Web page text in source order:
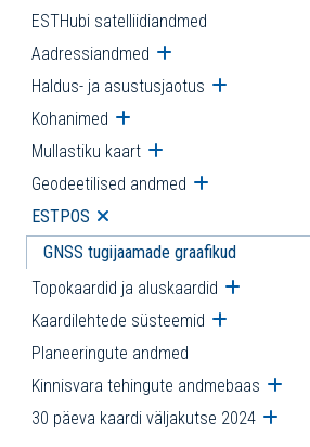
ESTHubi satelliidiandmed
Aadressiandmed Ava alammenüü
Haldus- ja asustusjaotus Ava
Kohanimed Ava alammenüü
Mullastiku kaart Ava alammenüü
Geodeetilised andmed Ava
ESTPOS Ava alammenüü
GNSS tugijaamade graafikud
Topokaardid ja aluskaardid Ava
Kaardilehtede süsteemid Ava
Planeeringute andmed
Kinnisvara tehingute andmebaas Ava
30 päeva kaardi väljakutse 2024 Ava